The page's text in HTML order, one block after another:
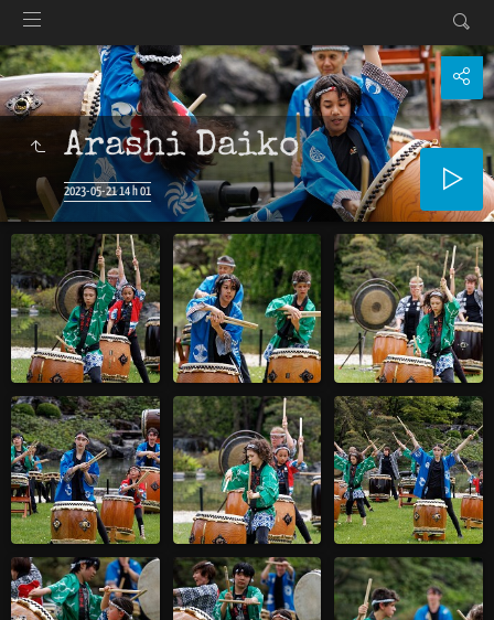
Arashi Daiko
2023-05-21 14 h 01